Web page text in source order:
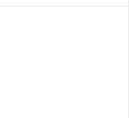
jemného mikrovlákna.